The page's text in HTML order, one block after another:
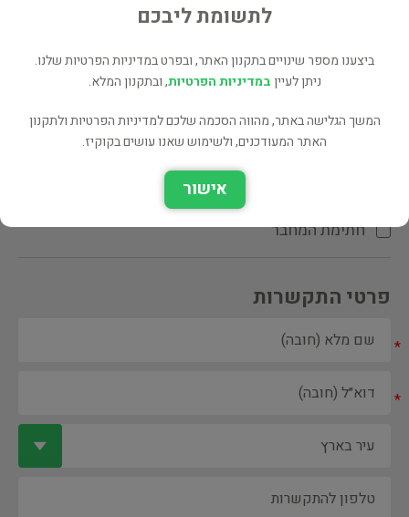
הקדשת המחבר\המתרגם
חתימת המחבר
פרטי התקשרות
*
*
לתשומת ליבכם
ביצענו מספר שינויים בתקנון האתר, ובפרט במדיניות הפרטיות שלנו.
ניתן לעייןבמדיניות הפרטיות, ובתקנון המלא.
המשך הגלישה באתר, מהווה הסכמה שלכם למדיניות הפרטיות ולתקנון
האתר המעודכנים, ולשימוש שאנו עושים בקוקיז.
אישור